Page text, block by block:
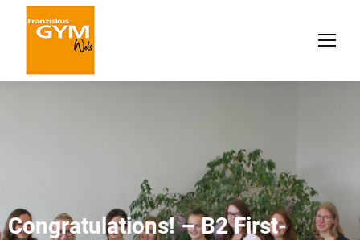
Congratulations! – B2 First-